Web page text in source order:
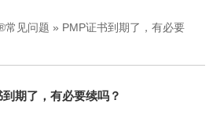
常见问题 » PMP证书到期了，有必要
期了，有必要续吗？